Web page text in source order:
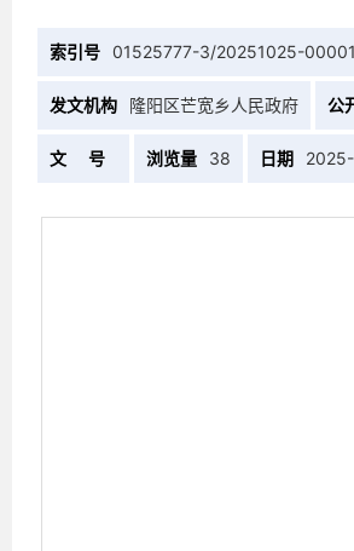
索引号 01525777-3/20251025-00001
发文机构 隆阳区芒宽乡人民政府 公
文 号 浏览量 38 日期